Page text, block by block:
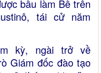
bầu làm Bề trên
tái cử năm
kỳ, ngài trở về
Giám đốc đào tạo